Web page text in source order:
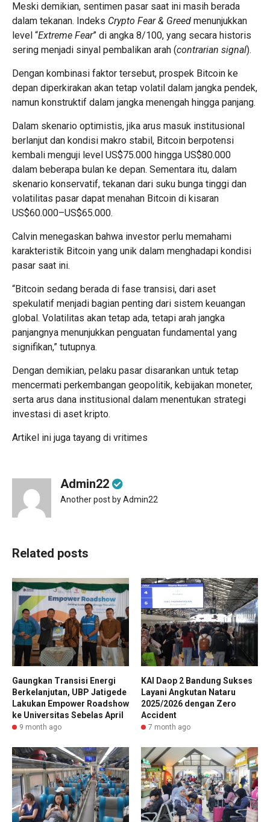
Meski demikian, sentimen pasar saat ini masih berada
dalam tekanan. Indeks Crypto Fear & Greed menunjukkan
level “Extreme Fear” di angka 8/100, yang secara historis
sering menjadi sinyal pembalikan arah (contrarian signal).
Dengan kombinasi faktor tersebut, prospek Bitcoin ke
depan diperkirakan akan tetap volatil dalam jangka pendek,
namun konstruktif dalam jangka menengah hingga panjang.
Dalam skenario optimistis, jika arus masuk institusional
berlanjut dan kondisi makro stabil, Bitcoin berpotensi
kembali menguji level US$75.000 hingga US$80.000
dalam beberapa bulan ke depan. Sementara itu, dalam
skenario konservatif, tekanan dari suku bunga tinggi dan
volatilitas pasar dapat menahan Bitcoin di kisaran
US$60.000–US$65.000.
Calvin menegaskan bahwa investor perlu memahami
karakteristik Bitcoin yang unik dalam menghadapi kondisi
pasar saat ini.
“Bitcoin sedang berada di fase transisi, dari aset
spekulatif menjadi bagian penting dari sistem keuangan
global. Volatilitas akan tetap ada, tetapi arah jangka
panjangnya menunjukkan penguatan fundamental yang
signifikan,” tutupnya.
Dengan demikian, pelaku pasar disarankan untuk tetap
mencermati perkembangan geopolitik, kebijakan moneter,
serta arus dana institusional dalam menentukan strategi
investasi di aset kripto.
Artikel ini juga tayang di vritimes
Admin22
Another post by Admin22
Related posts
Gaungkan Transisi Energi
Berkelanjutan, UBP Jatigede
Lakukan Empower Roadshow
ke Universitas Sebelas April
9 month ago
KAI Daop 2 Bandung Sukses
Layani Angkutan Nataru
2025/2026 dengan Zero
Accident
7 month ago